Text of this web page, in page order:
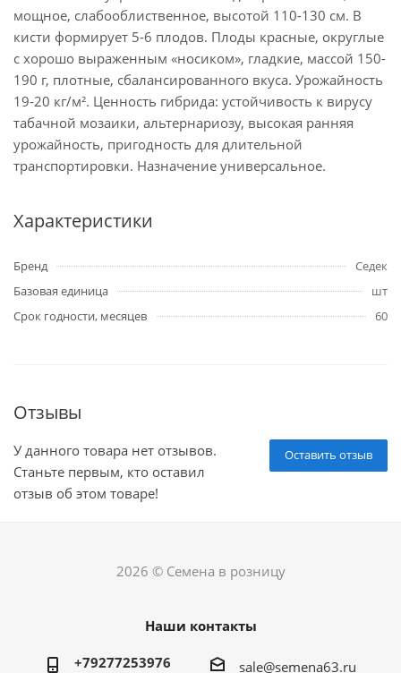
мощное, слабооблиственное, высотой 110-130 см. В
кисти формирует 5-6 плодов. Плоды красные, округлые
с хорошо выраженным «носиком», гладкие, массой 150-
190 г, плотные, сбалансированного вкуса. Урожайность
19-20 кг/м². Ценность гибрида: устойчивость к вирусу
табачной мозаики, альтернариозу, высокая ранняя
урожайность, пригодность для длительной
транспортировки. Назначение универсальное.
Характеристики
Бренд
Седек
Базовая единица
шт
Срок годности, месяцев
60
Отзывы
Оставить отзыв
У данного товара нет отзывов.
Станьте первым, кто оставил
отзыв об этом товаре!
2026 © Семена в розницу
Наши контакты
+79277253976 sale@semena63.ru